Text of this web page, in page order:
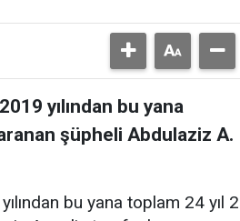
yılından bu yana
şüpheli Abdulaziz A.
bu yana toplam 24 yıl 2